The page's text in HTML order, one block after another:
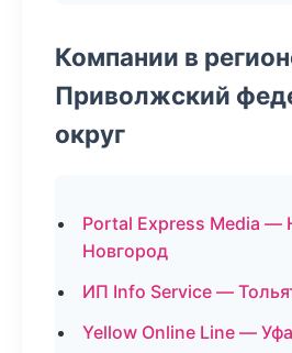
Компании в
Приволжский
округ
Portal Express Media —
Новгород
ИП Info Service —
Yellow Online Line — Уфа